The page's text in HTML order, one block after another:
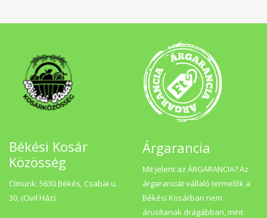
Békési Kosár
Közösség
Címünk: 5630 Békés, Csabai u.
30. (Civil Ház)
Árgarancia
Mit jelent az ÁRGARANCIA? Az
árgaranciát vállaló termelők a
Békési Kosárban nem
árusítanak drágábban, mint